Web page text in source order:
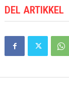
DEL ARTIKKEL